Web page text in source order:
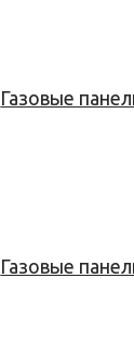
Газовые
Газовые